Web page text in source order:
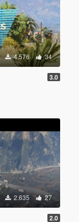
4.576 34
3.0
2.635 27
2.0